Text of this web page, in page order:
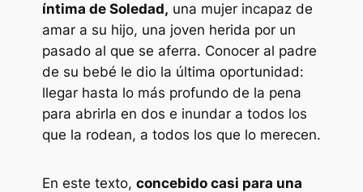
íntima de Soledad, una mujer incapaz de
amar a su hijo, una joven herida por un
pasado al que se aferra. Conocer al padre
de su bebé le dio la última oportunidad:
llegar hasta lo más profundo de la pena
para abrirla en dos e inundar a todos los
que la rodean, a todos los que lo merecen.
En este texto, concebido casi para una